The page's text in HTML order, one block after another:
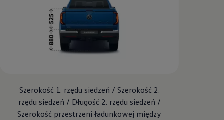
Szerokość 1. rzędu siedzeń / Szerokość 2.
rzędu siedzeń / Długość 2. rzędu siedzeń /
Szerokość przestrzeni ładunkowej między